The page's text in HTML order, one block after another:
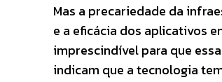
Mas a precariedade da
e a eficácia dos aplicativos
imprescindível para que
indicam que a tecnologia